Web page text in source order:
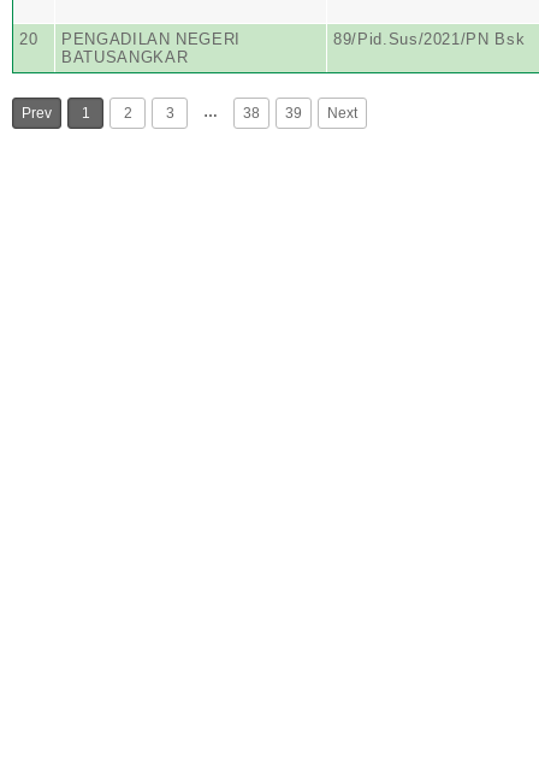
20
PENGADILAN NEGERI
BATUSANGKAR
89/Pid.Sus/2021/PN Bsk
Prev 1 2 3 … 38 39 Next